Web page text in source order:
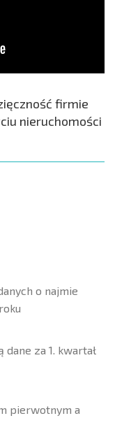
firmie
nieruchomości
o najmie
za 1. kwartał
pierwotnym a